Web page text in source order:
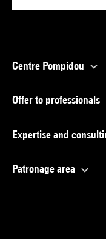
Centre Pompidou
Offer to professionals
Expertise and
Patronage area